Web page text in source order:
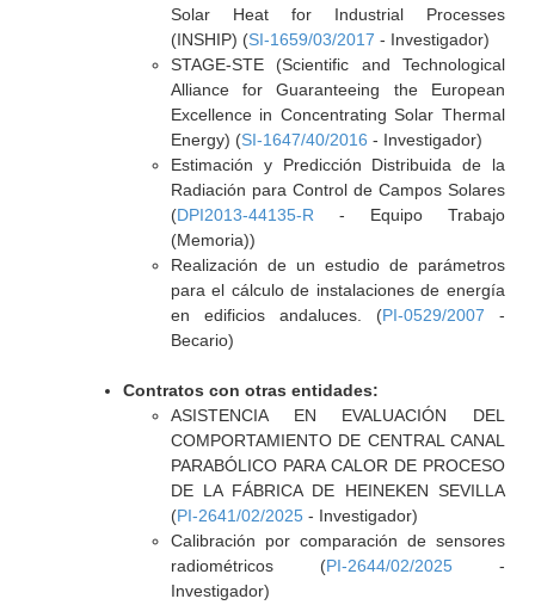
Solar Heat for Industrial Processes
(INSHIP) (SI-1659/03/2017 - Investigador)
STAGE-STE (Scientific and Technological
Alliance for Guaranteeing the European
Excellence in Concentrating Solar Thermal
Energy) (SI-1647/40/2016 - Investigador)
Estimación y Predicción Distribuida de la
Radiación para Control de Campos Solares
(DPI2013-44135-R - Equipo Trabajo
(Memoria))
Realización de un estudio de parámetros
para el cálculo de instalaciones de energía
en edificios andaluces. (PI-0529/2007 -
Becario)
Contratos con otras entidades:
ASISTENCIA EN EVALUACIÓN DEL
COMPORTAMIENTO DE CENTRAL CANAL
PARABÓLICO PARA CALOR DE PROCESO
DE LA FÁBRICA DE HEINEKEN SEVILLA
(PI-2641/02/2025- Investigador)
Calibración por comparación de sensores
radiométricos (PI-2644/02/2025-
Investigador)